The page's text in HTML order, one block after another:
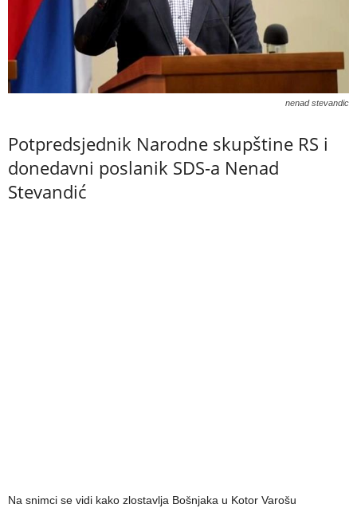
nenad stevandic
Potpredsjednik Narodne skupštine RS i
donedavni poslanik SDS-a Nenad
Stevandić
Na snimci se vidi kako zlostavlja Bošnjaka u Kotor Varošu